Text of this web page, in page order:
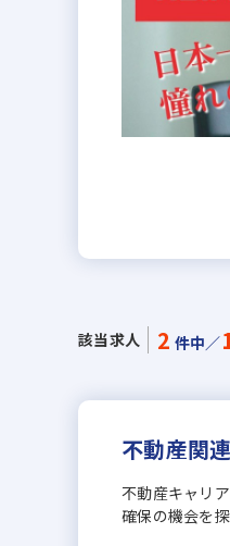
該当求人 2 件中／
不動産関
不動産キャリ
確保の機会を